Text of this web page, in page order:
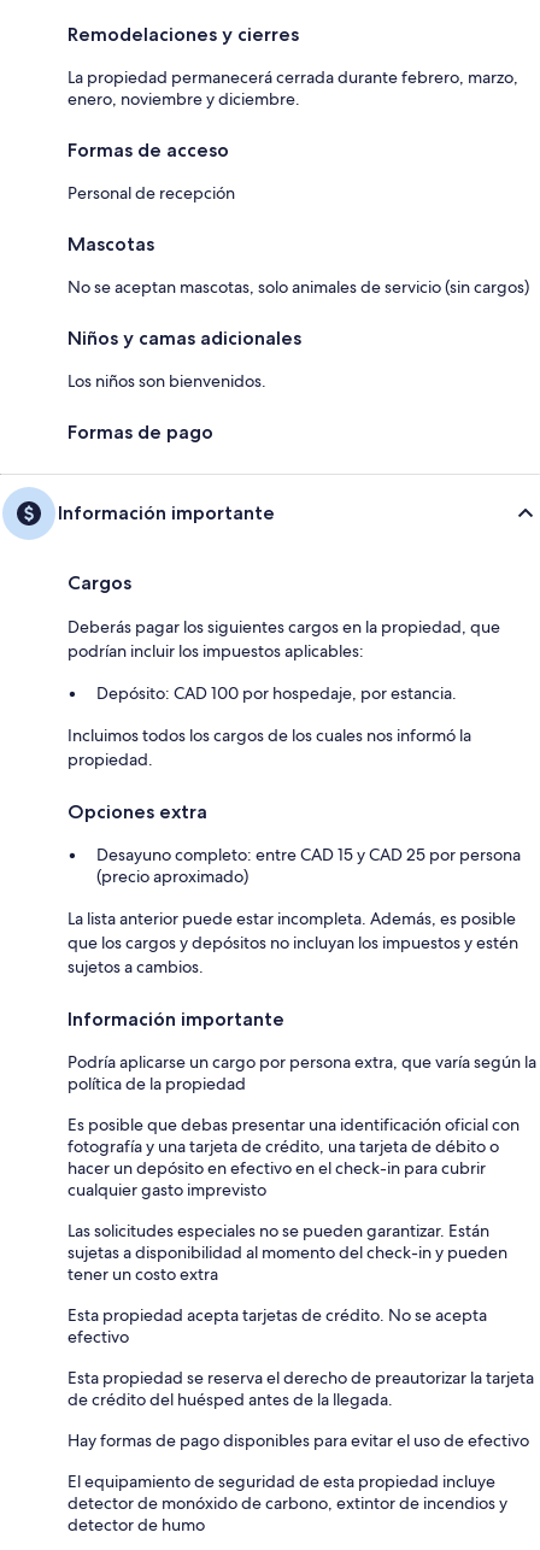
Remodelaciones y cierres
La propiedad permanecerá cerrada durante febrero, marzo,
enero, noviembre y diciembre.
Formas de acceso
Personal de recepción
Mascotas
No se aceptan mascotas, solo animales de servicio (sin cargos)
Niños y camas adicionales
Los niños son bienvenidos.
Formas de pago
Información importante
Cargos
Deberás pagar los siguientes cargos en la propiedad, que
podrían incluir los impuestos aplicables:
Depósito: CAD 100 por hospedaje, por estancia.
Incluimos todos los cargos de los cuales nos informó la
propiedad.
Opciones extra
Desayuno completo: entre CAD 15 y CAD 25 por persona
(precio aproximado)
La lista anterior puede estar incompleta. Además, es posible
que los cargos y depósitos no incluyan los impuestos y estén
sujetos a cambios.
Información importante
Podría aplicarse un cargo por persona extra, que varía según la
política de la propiedad
Es posible que debas presentar una identificación oficial con
fotografía y una tarjeta de crédito, una tarjeta de débito o
hacer un depósito en efectivo en el check-in para cubrir
cualquier gasto imprevisto
Las solicitudes especiales no se pueden garantizar. Están
sujetas a disponibilidad al momento del check-in y pueden
tener un costo extra
Esta propiedad acepta tarjetas de crédito. No se acepta
efectivo
Esta propiedad se reserva el derecho de preautorizar la tarjeta
de crédito del huésped antes de la llegada.
Hay formas de pago disponibles para evitar el uso de efectivo
El equipamiento de seguridad de esta propiedad incluye
detector de monóxido de carbono, extintor de incendios y
detector de humo